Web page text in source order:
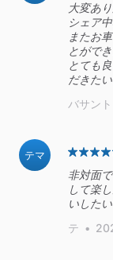
大変あ
シェア
またお
とができ
とても
だきた
バサント
テマ
非対面
して楽
いした
テ •